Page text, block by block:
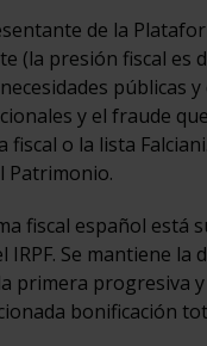
de la
(la presión fiscal es
públicas
y el fraude
fiscal o la lista
Patrimonio.
fiscal español está
IRPF. Se mantiene
primera progresiva
bonificación